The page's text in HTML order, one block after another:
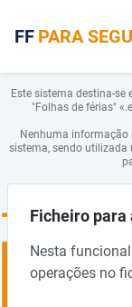
FF PARA
Este sistema destina-
"Folhas de férias"
Nenhuma informação
sistema, sendo utilizada
Ficheiro para
Nesta
operações no